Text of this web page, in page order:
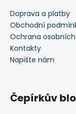
Doprava a platby
Obchodní
Ochrana
Kontakty
Napište nám
Čepírkův